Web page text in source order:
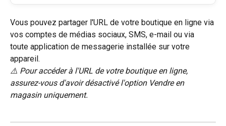
Vous pouvez partager l'URL de votre boutique en ligne via
vos comptes de médias sociaux, SMS, e-mail ou via
toute application de messagerie installée sur votre
appareil.
⚠️ Pour accéder à l'URL de votre boutique en ligne,
assurez-vous d'avoir désactivé l'option Vendre en
magasin uniquement.